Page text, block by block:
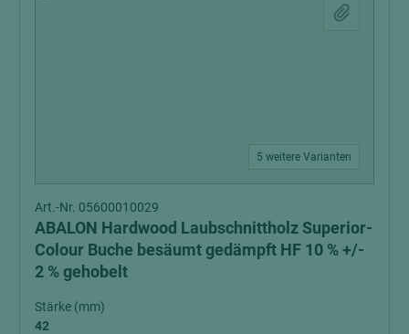
5 weitere Varianten
Art.-Nr. 05600010029
ABALON Hardwood Laubschnittholz Superior-
Colour Buche besäumt gedämpft HF 10 % +/-
2 % gehobelt
Stärke (mm)
42